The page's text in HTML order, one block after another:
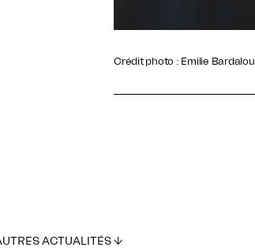
Crédit photo : Emilie Bardalou
ACTUALITÉS ↓